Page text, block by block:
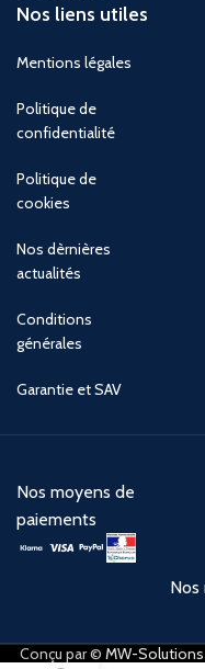
Nos liens utiles
Mentions légales
Politique de
confidentialité
Politique de
cookies
Nos dèrnières
actualités
Conditions
générales
Garantie et SAV
Nos moyens de
paiements
Nos
Conçu par © MW-Solutions